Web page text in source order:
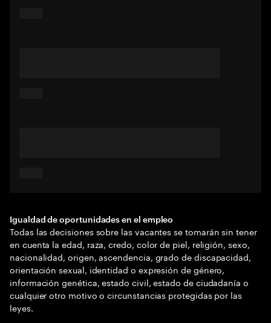
Igualdad de oportunidades en el empleo
Todas las decisiones sobre las vacantes se tomarán sin tener
en cuenta la edad, raza, credo, color de piel, religión, sexo,
nacionalidad, origen, ascendencia, grado de discapacidad,
orientación sexual, identidad o expresión de género,
información genética, estado civil, estado de ciudadanía o
cualquier otro motivo o circunstancias protegidas por las
leyes.